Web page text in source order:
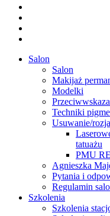
Close
Salon
Salon
Makijaż
Modelki
Techniki
Usuwanie/
tatuażu
PMU
Agnieszka
Pytania i
Regulamin
Szkolenia
Szkolenia